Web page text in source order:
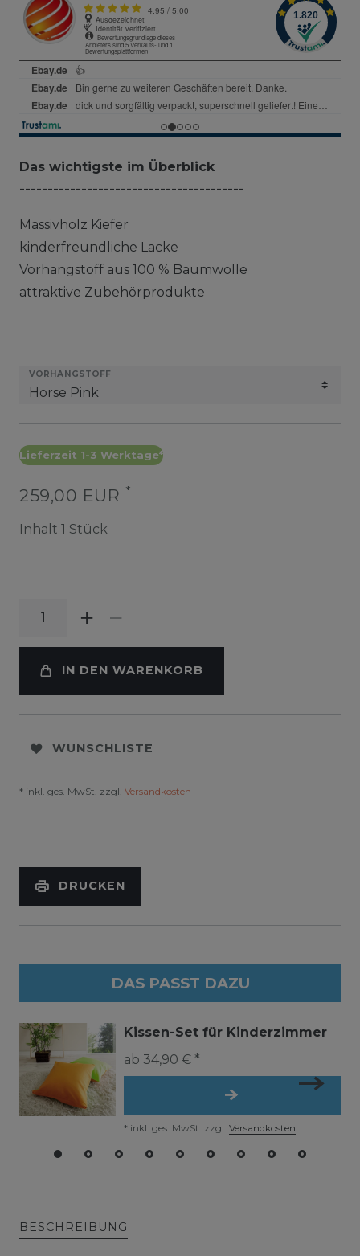
Das wichtigste im Überblick
----------------------------------------
Massivholz Kiefer
kinderfreundliche Lacke
Vorhangstoff aus 100 % Baumwolle
attraktive Zubehörprodukte
VORHANGSTOFF
Lieferzeit 1-3 Werktage*
259,00 EUR *
Inhalt 1 Stück
IN DEN WARENKORB
WUNSCHLISTE
* inkl. ges. MwSt. zzgl. Versandkosten
DRUCKEN
DAS PASST DAZU
Kissen-Set für Kinderzimmer
ab 34,90 € *
* inkl. ges. MwSt. zzgl. Versandkosten
BESCHREIBUNG